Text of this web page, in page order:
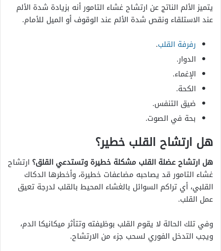
يتميز الألم الناتج عن ارتشاح غشاء التامور أنه بزيادة شدة الألم
عند الاستلقاء ونقص شدة الألم عند الوقوف أو الميل للأمام.
رفرفة القلب.
الدوار.
الإغماء.
الكحة.
ضيق التنفس.
بحة في الصوت.
هل ارتشاح القلب خطير؟
هل ارتشاح عضلة القلب مشكلة خطيرة وتستدعي القلق؟ ارتشاح
غشاء التامور قد يصاحبه مضاعفات خطيرة، وأخطرها الدكاك
القلبي، أي تراكم السوائل بالغشاء المحيط بالقلب لدرجة تعيق
عمل القلب.
وفي تلك الحالة لا يقوم القلب بوظيفته وتتأثر ميكانيكا الدم،
ويجب التدخل الفوري لسحب جزء من الارتشاح.